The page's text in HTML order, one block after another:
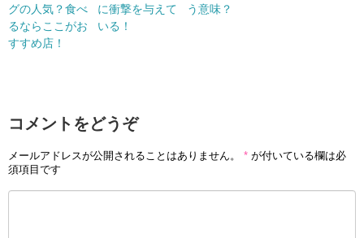
グの人気？食べ
るならここがお
すすめ店！
に衝撃を与えて
いる！
う意味？
コメントをどうぞ
メールアドレスが公開されることはありません。 * が付いている欄は必
須項目です